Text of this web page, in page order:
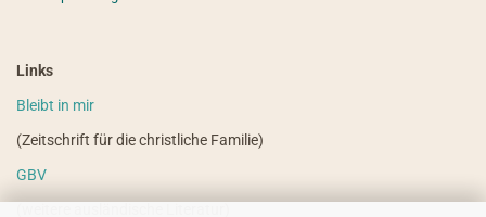
Links
Bleibt in mir
(Zeitschrift für die christliche Familie)
GBV